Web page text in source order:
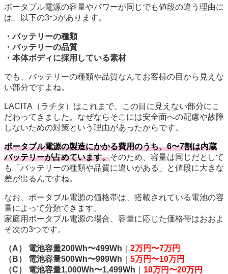
ポータブル電源の容量やパワーが同じでも値段の違う理由に
は、以下の3つがあります。
・バッテリーの種類
・バッテリーの品質
・本体ボディに採用している素材
でも、バッテリーの種類や品質なんてお客様の目から見えな
い部分ですよね。
LACITA（ラチタ）はこれまで、この目に見えない部分にこ
だわってきました。なぜならそこには安全面への配慮や故障
しないための対策という理由があったからです。
ポータブル電源の製造にかかる費用のうち、6〜7割は内蔵
バッテリーが占めています。そのため、容量は同じだとして
も「バッテリーの種類や品質に違いがある」と値段に大きな
差が出るんですね。
なお、ポータブル電源の価格帯は、搭載されている電池の容
量によって分類できます。
家庭用ポータブル電源の場合、容量に応じた価格帯はおおよ
そ次の3つです。
（A） 電池容量200Wh〜499Wh
2万円〜7万円
（B） 電池容量500Wh〜999Wh
5万円〜10万円
（C） 電池容量1,000Wh〜1,499Wh
10万円〜20万円